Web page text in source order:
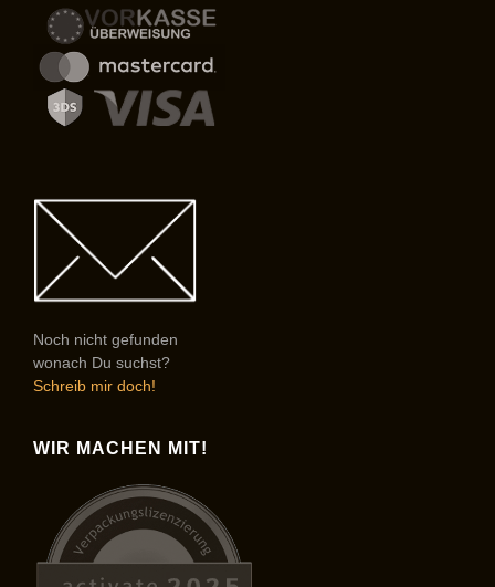
Noch nicht gefunden
wonach Du suchst?
Schreib mir doch!
WIR MACHEN MIT!